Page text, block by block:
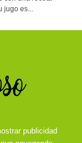
es...
publicidad